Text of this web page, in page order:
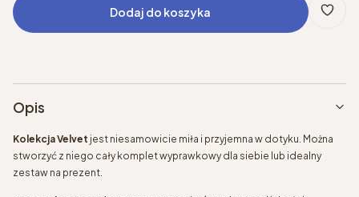
Dodaj do koszyka
Opis
Kolekcja Velvet jest niesamowicie miła i przyjemna w dotyku. Można
stworzyć z niego cały komplet wyprawkowy dla siebie lub idealny
zestaw na prezent.